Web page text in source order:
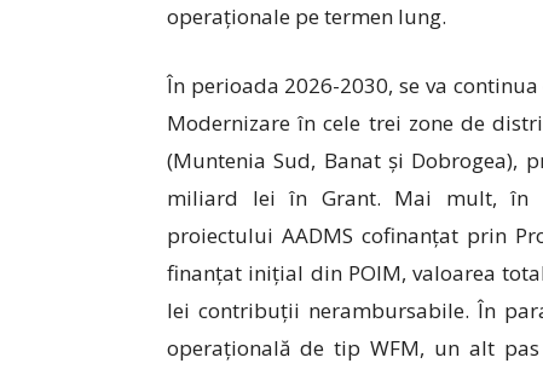
operaționale pe termen lung.
În perioada 2026-2030, se va
Modernizare în cele trei zone de
(Muntenia Sud, Banat și Dobrogea),
miliard lei în Grant. Mai mult, în
proiectului AADMS cofinanțat prin
finanțat inițial din POIM, valoarea
lei contribuții nerambursabile. În
operațională de tip WFM, un alt